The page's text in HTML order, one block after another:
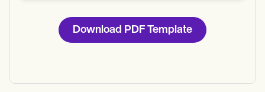
Download PDF Template